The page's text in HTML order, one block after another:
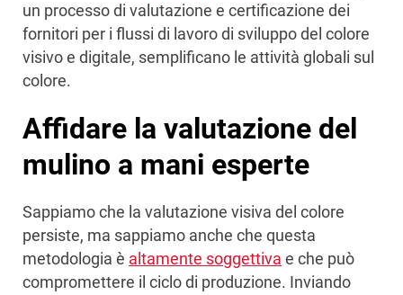
un processo di valutazione e certificazione dei
fornitori per i flussi di lavoro di sviluppo del colore
visivo e digitale, semplificano le attività globali sul
colore.
Affidare la valutazione del
mulino a mani esperte
Sappiamo che la valutazione visiva del colore
persiste, ma sappiamo anche che questa
metodologia è altamente soggettiva e che può
compromettere il ciclo di produzione. Inviando